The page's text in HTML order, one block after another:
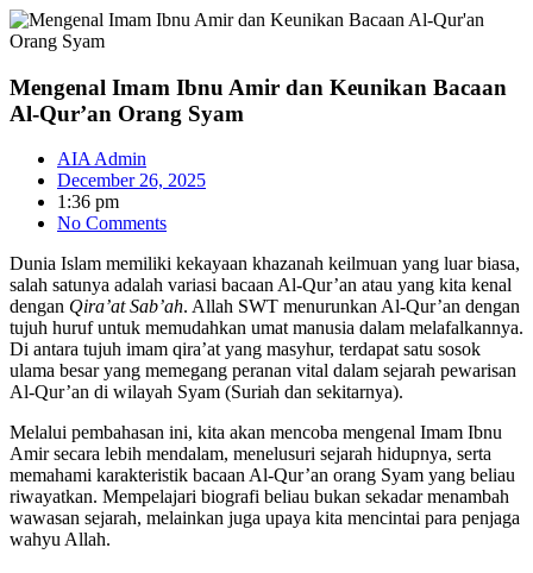
Skip
to
Mengenal Imam Ibnu Amir dan Keunikan Bacaan
Al-Qur’an Orang Syam
AIA Admin
December 26, 2025
1:36 pm
No Comments
Dunia Islam memiliki kekayaan khazanah keilmuan yang luar biasa,
salah satunya adalah variasi bacaan Al-Qur’an atau yang kita kenal
dengan Qira’at Sab’ah. Allah SWT menurunkan Al-Qur’an dengan
tujuh huruf untuk memudahkan umat manusia dalam melafalkannya.
Di antara tujuh imam qira’at yang masyhur, terdapat satu sosok
ulama besar yang memegang peranan vital dalam sejarah pewarisan
Al-Qur’an di wilayah Syam (Suriah dan sekitarnya).
Melalui pembahasan ini, kita akan mencoba mengenal Imam Ibnu
Amir secara lebih mendalam, menelusuri sejarah hidupnya, serta
memahami karakteristik bacaan Al-Qur’an orang Syam yang beliau
riwayatkan. Mempelajari biografi beliau bukan sekadar menambah
wawasan sejarah, melainkan juga upaya kita mencintai para penjaga
wahyu Allah.